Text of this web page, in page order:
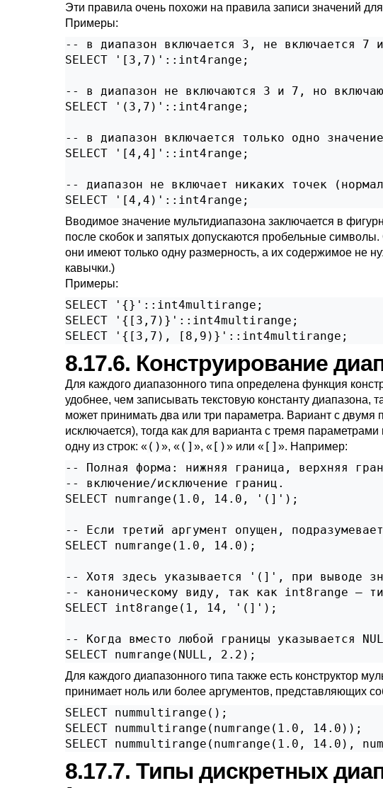
Эти правила очень похожи на правила записи значений
Примеры:
-- в диапазон включается 3, не включается 7
SELECT '[3,7)'::int4range;
-- в диапазон не включаются 3 и 7, но
SELECT '(3,7)'::int4range;
-- в диапазон включается только одно
SELECT '[4,4]'::int4range;
-- диапазон не включает никаких точек
SELECT '[4,4)'::int4range;
Вводимое значение мультидиапазона заключается в
после скобок и запятых допускаются пробельные
они имеют только одну размерность, а их содержимое не
кавычки.)
Примеры:
SELECT '{}'::int4multirange;
SELECT '{[3,7)}'::int4multirange;
SELECT '{[3,7), [8,9)}'::int4multirange;
8.17.6. Конструирование
Для каждого диапазонного типа определена функция
удобнее, чем записывать текстовую константу диапазона,
может принимать два или три параметра. Вариант с
исключается), тогда как для варианта с тремя
одну из строк: «()», «(] », «[)» или «[] ». Например:
-- Полная форма: нижняя граница, верхняя
-- включение/исключение границ.
SELECT numrange(1.0, 14.0, '(]');
-- Если третий аргумент опущен,
SELECT numrange(1.0, 14.0);
-- Хотя здесь указывается '(]', при выводе
-- каноническому виду, так как int8range —
SELECT int8range(1, 14, '(]');
-- Когда вместо любой границы указывается
SELECT numrange(NULL, 2.2);
Для каждого диапазонного типа также есть конструктор
принимает ноль или более аргументов, представляющих
SELECT nummultirange();
SELECT nummultirange(numrange(1.0, 14.0));
SELECT nummultirange(numrange(1.0, 14.0),
8.17.7. Типы дискретных